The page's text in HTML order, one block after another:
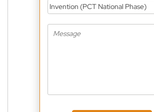
Invention (PCT National Phase)